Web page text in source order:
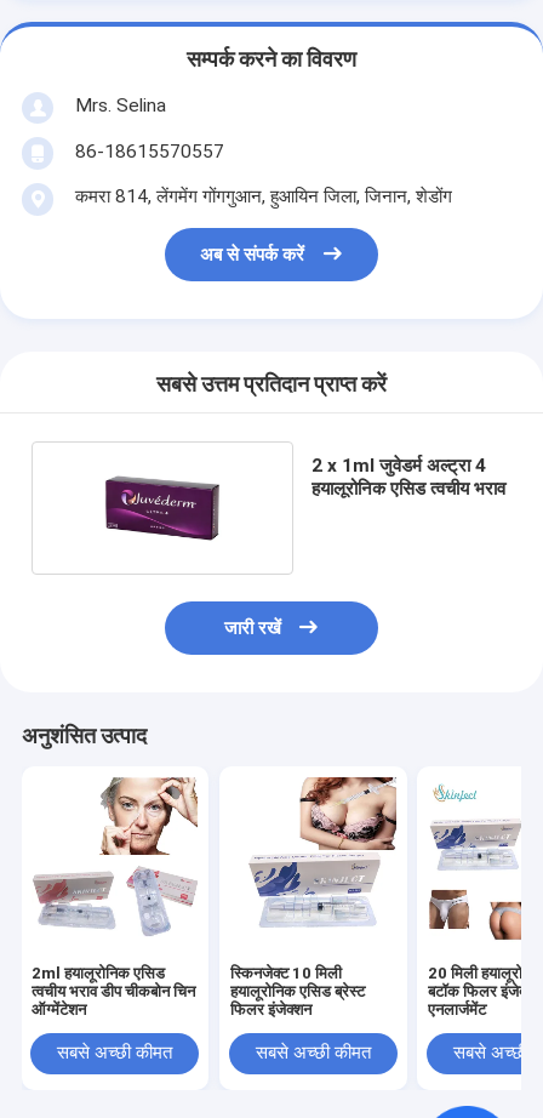
सम्पर्क करने का विवरण
Mrs. Selina
86-18615570557
कमरा 814, लेंगमेंग गोंगगुआन, हुआयिन जिला, जिनान, शेडोंग
अब से संपर्क करें
सबसे उत्तम प्रतिदान प्राप्त करें
2 x 1ml जुवेडर्म अल्ट्रा 4
हयालूरोनिक एसिड त्वचीय भराव
जारी रखें
अनुशंसित उत्पाद
2ml हयालूरोनिक एसिड
त्वचीय भराव डीप चीकबोन चिन
ऑग्मेंटेशन
सबसे अच्छी कीमत
स्किनजेक्ट 10 मिली
हयालूरोनिक एसिड ब्रेस्ट
फिलर इंजेक्शन
सबसे अच्छी कीमत
20 मिली
बटॉक फिलर
एनलार्जमेंट
सबसे अच्छी